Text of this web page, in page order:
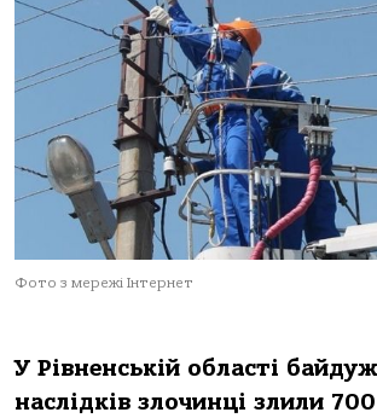
Фото з мережі Інтернет
У Рівненській області
наслідків злочинці злили